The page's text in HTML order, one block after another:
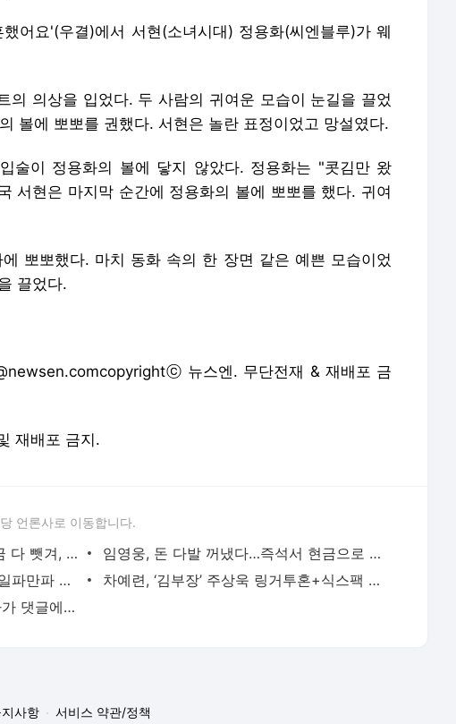
어요'(우결)에서 서현(소녀시대) 정용화(씨엔블루)가 웨
의 의상을 입었다. 두 사람의 귀여운 모습이 눈길을 끌었
볼에 뽀뽀를 권했다. 서현은 놀란 표정이었고 망설였다.
술이 정용화의 볼에 닿지 않았다. 정용화는 "콧김만 왔
서현은 마지막 순간에 정용화의 볼에 뽀뽀를 했다. 귀여
뽀뽀했다. 마치 동화 속의 한 장면 같은 예쁜 모습이었
끌었다.
뉴스엔. 무단전재 & 재배포 금
재배포 금지.
언론사로 이동합니다.
심현섭 “11살 연하 아내에 축의금 다 뺏겨, 집도 아내 명의” (동치미)[결정적장면]
임영웅, 돈 다발 꺼냈다…즉석서 현금으로 수당 챙겨주는 ‘구단주’
아이유, 전남친 소환한 ‘인증샷’ 일파만파 속…남사친 변우석 선물도 남겼나 ‘훈훈’
차예련, ‘김부장’ 주상욱 링거투혼+식스팩 비화 “옷 벗는데 아저씨는 안 된다고”(차장금)
여에스더, 예능서 민낯 공개했다가 댓글에 충격 “눈 왜 저렇게 처졌냐고”(에스더TV)
지사항 서비스 약관/정책